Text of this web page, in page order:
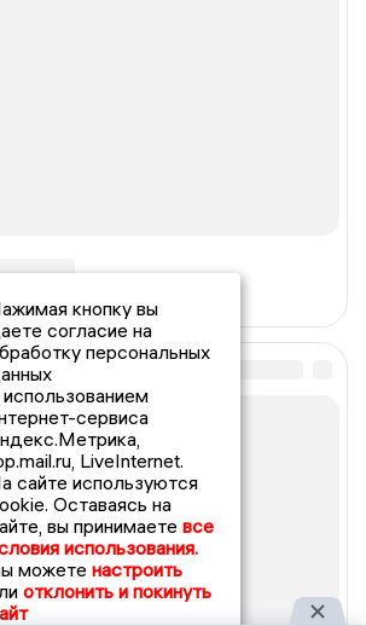
кнопку вы
согласие на
персональных
сервиса
LiveInternet.
сайте используются
Оставаясь на
вы принимаете все
использования.
можете настроить
отклонить и покинуть